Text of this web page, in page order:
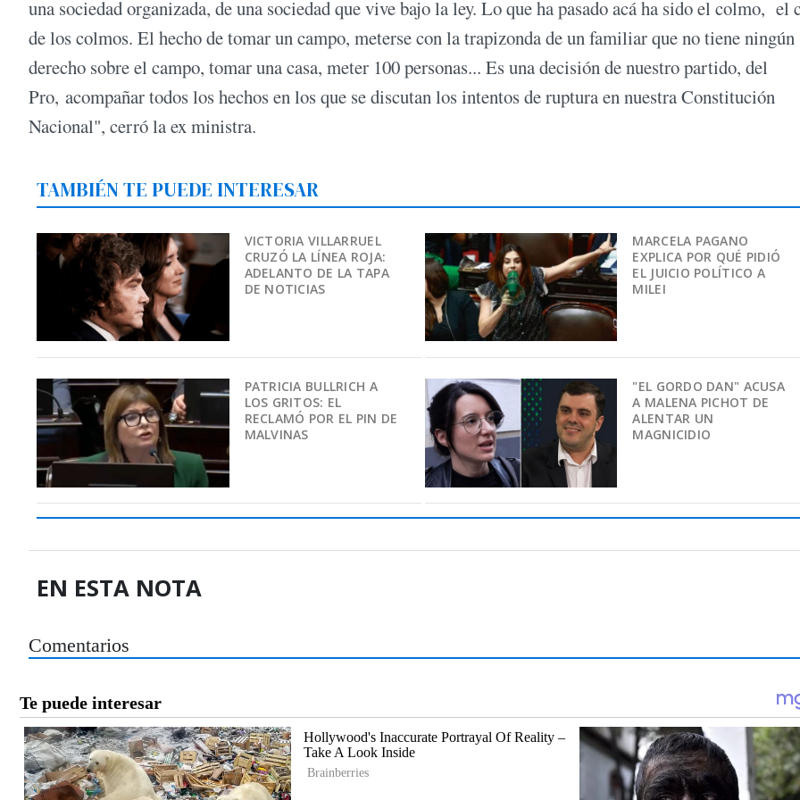
una sociedad organizada, de una sociedad que vive bajo la ley. Lo que ha pasado acá ha sido el colmo, el
de los colmos. El hecho de tomar un campo, meterse con la trapizonda de un familiar que no tiene ningún
derecho sobre el campo, tomar una casa, meter 100 personas... Es una decisión de nuestro partido, del
Pro, acompañar todos los hechos en los que se discutan los intentos de ruptura en nuestra Constitución
Nacional", cerró la ex ministra.
TAMBIÉN TE PUEDE INTERESAR
VICTORIA VILLARRUEL
CRUZÓ LA LÍNEA ROJA:
ADELANTO DE LA TAPA
DE NOTICIAS
MARCELA PAGANO
EXPLICA POR QUÉ PIDIÓ
EL JUICIO POLÍTICO A
MILEI
PATRICIA BULLRICH A
LOS GRITOS: EL
RECLAMÓ POR EL PIN DE
MALVINAS
"EL GORDO DAN" ACUSA
A MALENA PICHOT DE
ALENTAR UN
MAGNICIDIO
EN ESTA NOTA
Comentarios